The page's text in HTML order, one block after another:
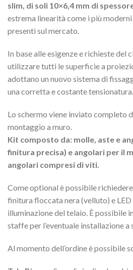
slim, di soli 10×6,4 mm di
estrema linearità come i più
presenti sul mercato.
In base alle esigenze e richieste del
utilizzare tutti le superficie a
adottano un nuovo sistema di
una corretta e costante tensionatura.
Lo schermo viene inviato completo
montaggio a muro.
Kit composto da: molle, aste e
finitura precisa) e angolari per il
angolari compresi di viti.
Come optional è possibile
finitura floccata nera (velluto) e
illuminazione del telaio. È possibile
staffe per l’eventuale installazione
Al momento dell’ordine è possibile